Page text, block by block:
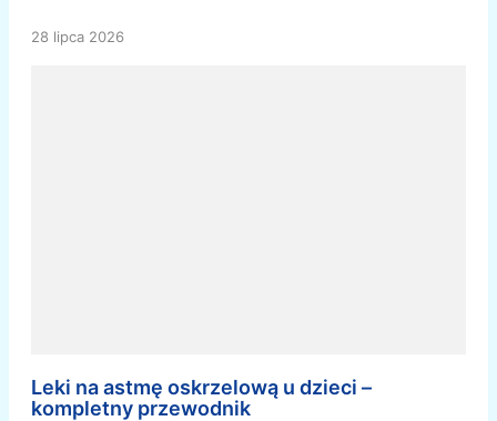
28 lipca 2026
Leki na astmę oskrzelową u dzieci –
kompletny przewodnik